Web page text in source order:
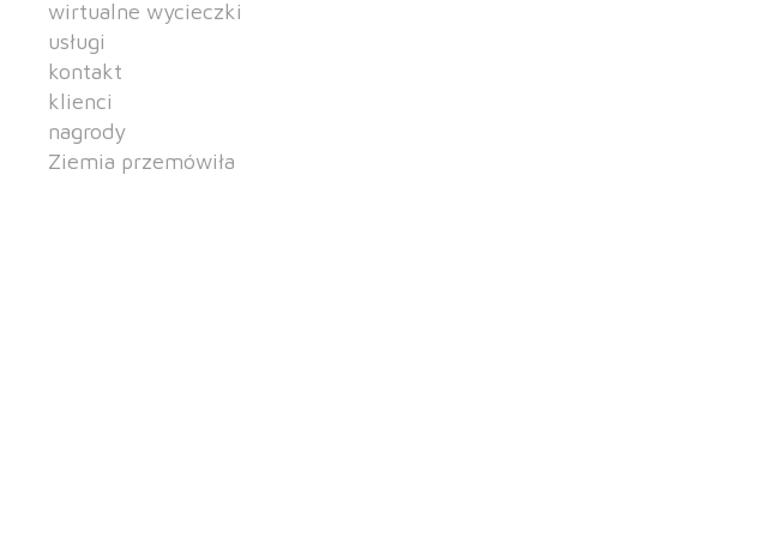
wirtualne wycieczki
usługi
kontakt
klienci
nagrody
Ziemia przemówiła